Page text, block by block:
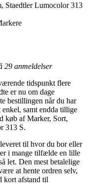
Staedtler Lumocolor 313
29 anmeldelser
tidspunkt flere
er nu om dage
bestillingen når du har
samt endda tillige
køb af Marker, Sort,
313 S.
til hvor du bor eller
i mange tilfælde en lille
let. Den mest betalelige
at hente ordren selv,
kort afstand til